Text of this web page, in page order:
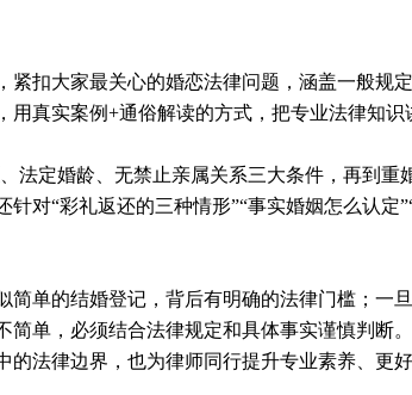
扣大家最关心的婚恋法律问题，涵盖一般规
用真实案例+通俗解读的方式，把专业法律知识
法定婚龄、无禁止亲属关系三大条件，再到
对“彩礼返还的三种情形”“事实婚姻怎么认定
单的结婚登记，背后有明确的法律门槛；一
单，必须结合法律规定和具体事实谨慎判断。
法律边界，也为律师同行提升专业素养、更